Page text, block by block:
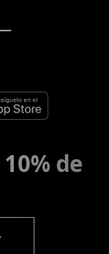
10% de